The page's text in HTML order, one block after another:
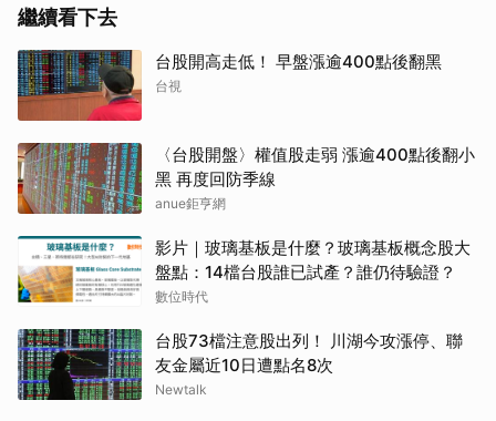
繼續看下去
台股開高走低！ 早盤漲逾400點後翻黑
台視
〈台股開盤〉權值股走弱 漲逾400點後翻小
黑 再度回防季線
anue鉅亨網
影片｜玻璃基板是什麼？玻璃基板概念股大
盤點：14檔台股誰已試產？誰仍待驗證？
數位時代
台股73檔注意股出列！ 川湖今攻漲停、聯
友金屬近10日遭點名8次
Newtalk